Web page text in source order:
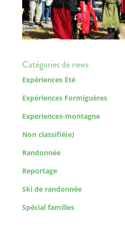
Catégories de news
Expériences Été
Expériences Formiguères
Experiences-montagne
Non classifié(e)
Randonnée
Reportage
Ski de randonnée
Spécial familles